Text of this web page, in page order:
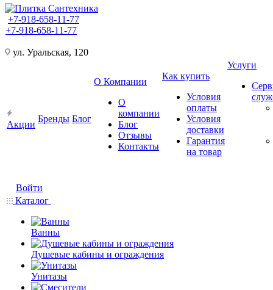
+7-918-658-11-77
+7-918-658-11-77
ул. Уральская, 120
Акции
Бренды Блог
О Компании
О
компании
Блог
Отзывы
Контакты
Как купить
Условия
оплаты
Условия
доставки
Гарантия
на товар
Услуги
Войти
Каталог
Ванны
Душевые кабины и ограждения
Унитазы